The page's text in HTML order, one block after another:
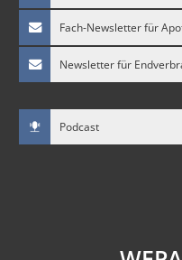
Fach-Newsletter für
Newsletter für
Podcast